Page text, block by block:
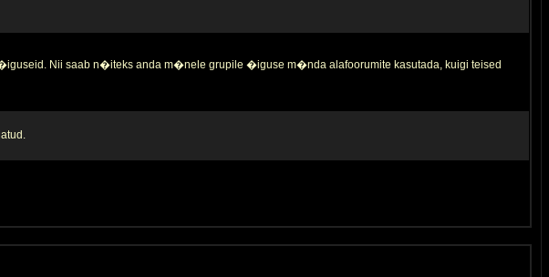
Nii saab n�iteks anda m�nele grupile �iguse m�nda alafoorumite kasutada, kuigi teised